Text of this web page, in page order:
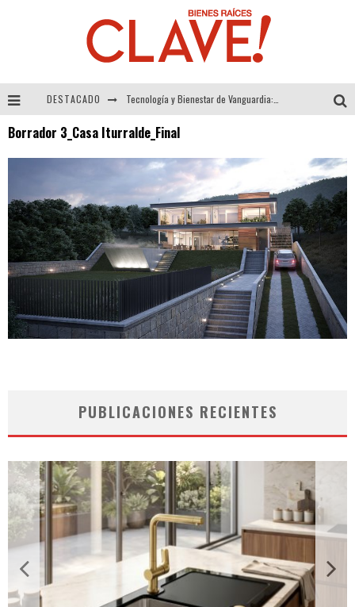
DESTACADO
El Despertar de la Calidez: Acabados Dorados de FV para Elevar tu Espacio
Borrador 3_Casa Iturralde_Final
PUBLICACIONES RECIENTES